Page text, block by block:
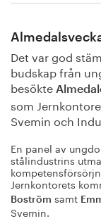
Det var god
budskap från
besökte
som
Svemin och
En panel av
stålindustrins
Jernkontorets
Boström samt
Svemin.